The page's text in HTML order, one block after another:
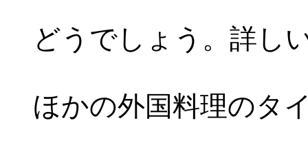
どうでしょう。詳し
ほかの外国料理のタ